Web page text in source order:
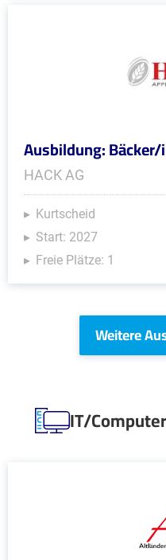
Ausbildung:
HACK AG
Kurtscheid
Start: 2027
Freie Plätze: 1
Weitere
IT/